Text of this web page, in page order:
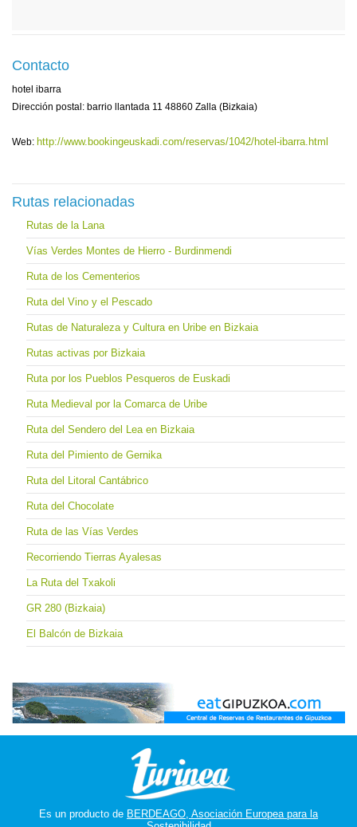
Contacto
hotel ibarra
Dirección postal: barrio llantada 11 48860 Zalla (Bizkaia)
Web: http://www.bookingeuskadi.com/reservas/1042/hotel-ibarra.html
Rutas relacionadas
Rutas de la Lana
Vías Verdes Montes de Hierro - Burdinmendi
Ruta de los Cementerios
Ruta del Vino y el Pescado
Rutas de Naturaleza y Cultura en Uribe en Bizkaia
Rutas activas por Bizkaia
Ruta por los Pueblos Pesqueros de Euskadi
Ruta Medieval por la Comarca de Uribe
Ruta del Sendero del Lea en Bizkaia
Ruta del Pimiento de Gernika
Ruta del Litoral Cantábrico
Ruta del Chocolate
Ruta de las Vías Verdes
Recorriendo Tierras Ayalesas
La Ruta del Txakoli
GR 280 (Bizkaia)
El Balcón de Bizkaia
Es un producto de BERDEAGO, Asociación Europea para la